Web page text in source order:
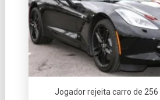
Jogador rejeita carro de